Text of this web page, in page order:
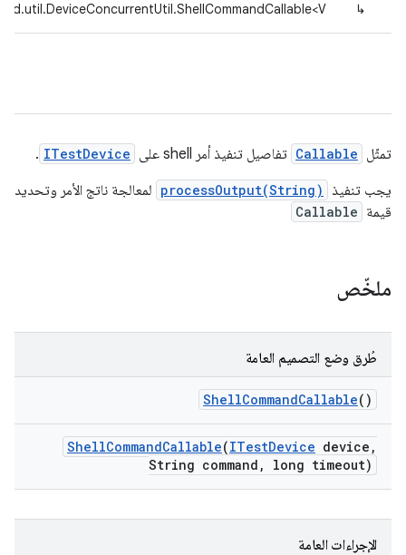
↳
تمثّل Callable تفاصيل تنفيذ أمر shell على ITestDevice
.
يجب تنفيذ
processOutput(String) لمعالجة ناتج الأمر وتحديد
قيمة Callable
ملخّص
طُرق وضع التصميم العامة
ShellCommandCallable()
ShellCommandCallable(ITestDevice device ,
String command , long timeout)
الإجراءات العامة